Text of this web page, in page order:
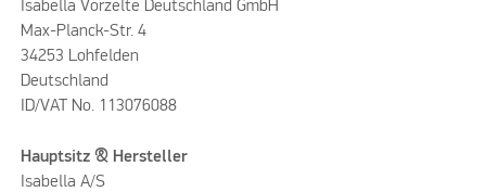
Isabella Vorzelte Deutschland GmbH
Max-Planck-Str. 4
34253 Lohfelden
Deutschland
ID/VAT No. 113076088
Hauptsitz & Hersteller
Isabella A/S